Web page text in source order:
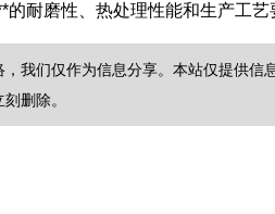
的耐磨性、热处理性能和生产工
我们仅作为信息分享。本站仅提供
删除。